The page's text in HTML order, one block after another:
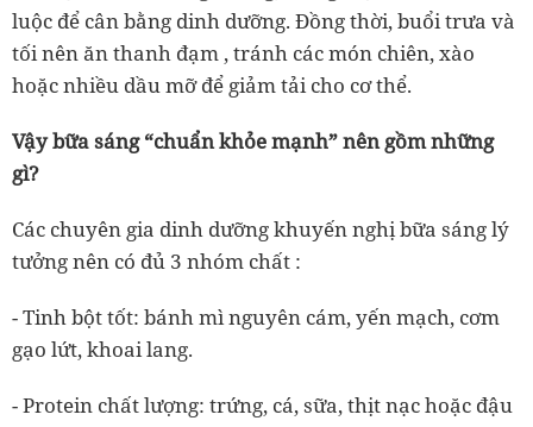
luộc để cân bằng dinh dưỡng. Đồng thời,buổi trưa và
tối nên ăn thanh đạm , tránh các món chiên, xào
hoặc nhiều dầu mỡ để giảm tải cho cơ thể.
Vậy bữa sáng “chuẩn khỏe mạnh” nên gồm những
gì?
Các chuyên gia dinh dưỡng khuyến nghịbữa sáng lý
tưởng nên có đủ 3 nhóm chất :
-Tinh bột tốt: bánh mì nguyên cám, yến mạch, cơm
gạo lứt, khoai lang.
-Protein chất lượng: trứng, cá, sữa, thịt nạc hoặc đậu